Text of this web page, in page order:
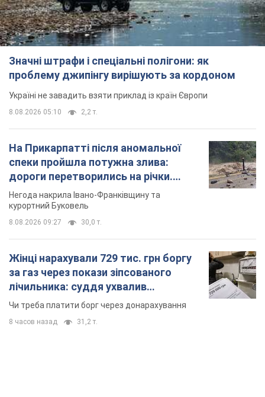
Значні штрафи і спеціальні полігони: як
проблему джипінгу вирішують за кордоном
Україні не завадить взяти приклад із країн Європи
8.08.2026 05:10 2,2 т.
На Прикарпатті після аномальної
спеки пройшла потужна злива:
дороги перетворились на річки.
Відео
Негода накрила Івано-Франківщину та
курортний Буковель
8.08.2026 09:27 30,0 т.
Жінці нарахували 729 тис. грн боргу
за газ через покази зіпсованого
лічильника: суддя ухвалив
неочікуване рішення
Чи треба платити борг через донарахування
8 часов назад 31,2 т.